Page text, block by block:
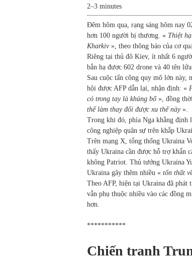
2–3 minutes
Đêm hôm qua, rạng sáng hôm nay
hơn 100 người bị thương. « Thiệt
Kharkiv», theo thông báo của cơ
Riêng tại thủ đô Kiev, ít nhất 6
bắn hạ được 602 drone và 40 tên
Sau cuộc tấn công quy mô lớn
hội được AFP dẫn lại, nhận định: «
có trong tay là khủng bố», đồng
thể làm thay đổi được xu thế này».
Trong khi đó, phía Nga khẳng định
công nghiệp quân sự trên khắp
Trên mạng X, tổng thống Ukraina
thấy Ukraina cần được hỗ trợ khẩn
không Patriot. Thủ tướng Ukraina
Ukraina gây thêm nhiều « tổn thất
Theo AFP, hiện tại Ukraina đã
vẫn phụ thuộc nhiều vào các đồng
hơn.
***********
Chiến tranh